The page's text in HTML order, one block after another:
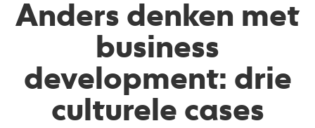
Anders denken met
business
development: drie
culturele cases